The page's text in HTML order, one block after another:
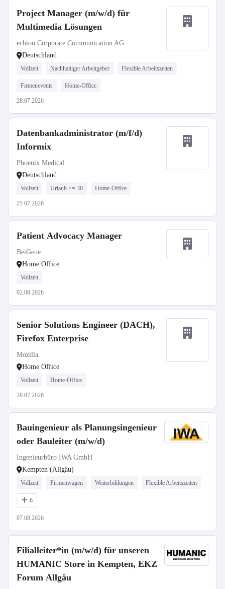
Project Manager (m/w/d) für
Multimedia Lösungen
echion Corporate Communication AG
Deutschland
Vollzeit Nachhaltiger Arbeitgeber Flexible Arbeitszeiten
Firmenevents Home-Office
28.07.2026
Datenbankadministrator (m/f/d)
Informix
Phoenix Medical
Deutschland
Vollzeit Urlaub >= 30 Home-Office
25.07.2026
Patient Advocacy Manager
BeiGene
Home Office
Vollzeit
02.08.2026
Senior Solutions Engineer (DACH),
Firefox Enterprise
Mozilla
Home Office
Vollzeit Home-Office
28.07.2026
Bauingenieur als Planungsingenieur
oder Bauleiter (m/w/d)
Ingenieurbüro IWA GmbH
Kempten (Allgäu)
Vollzeit Firmenwagen Weiterbildungen Flexible Arbeitszeiten
6
07.08.2026
Filialleiter*in (m/w/d) für unseren
HUMANIC Store in Kempten, EKZ
Forum Allgäu